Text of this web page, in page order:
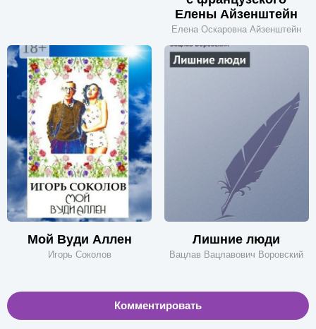
Елены Айзенштейн
Елена Оскаровна Айзенштейн
Мой Вуди Аллен
Игорь Соколов
Лишние люди
Вацлав Вацлавович Воровский
Комментировать